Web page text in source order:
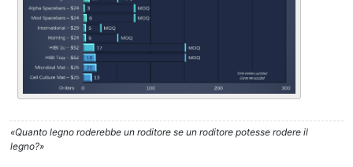
«Quanto legno roderebbe un roditore se un roditore potesse rodere il
legno?»